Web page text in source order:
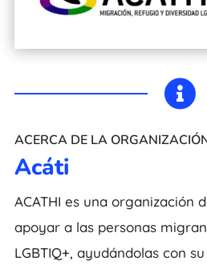

ACERCA DE LA
Acáti
ACATHI es una organización
apoyar a las personas
LGBTIQ+, ayudándolas con